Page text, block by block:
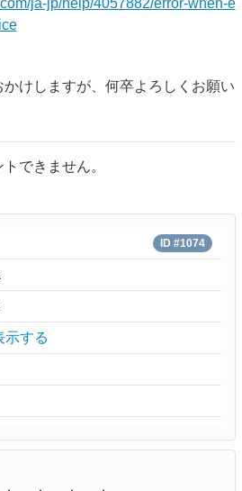
ja-jp/help/4057882/error-when-e
けしますが、何卒よろしくお願い
できません。
ID #1074
示する